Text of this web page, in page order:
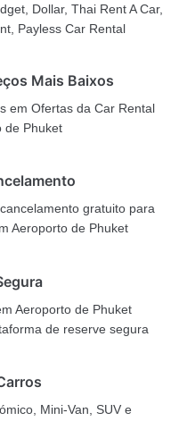
Dollar, Thai Rent A Car,
Payless Car Rental
Mais Baixos
em Ofertas da Car Rental
de Phuket
gratuito para
Aeroporto de Phuket
Aeroporto de Phuket
de reserve segura
Mini-Van, SUV e